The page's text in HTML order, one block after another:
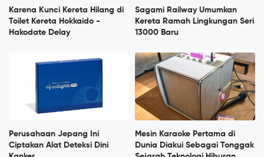
Karena Kunci Kereta Hilang di
Toilet Kereta Hokkaido -
Hakodate Delay
Sagami Railway Umumkan
Kereta Ramah Lingkungan Seri
13000 Baru
Perusahaan Jepang Ini
Ciptakan Alat Deteksi Dini
Mesin Karaoke Pertama di
Dunia Diakui Sebagai Tonggak